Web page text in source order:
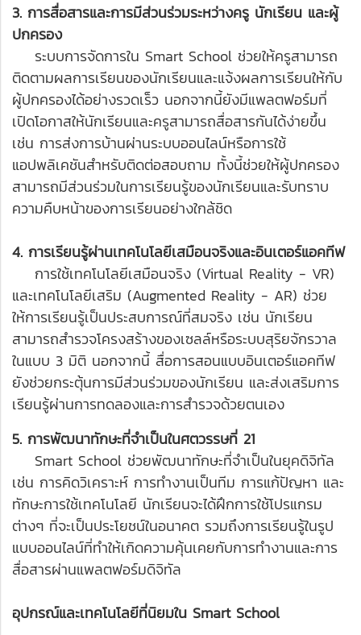
3. การสื่อสารและการมีส่วนร่วมระหว่างครู นักเรียน และผู้
ปกครอง
ระบบการจัดการใน Smart School ช่วยให้ครูสามารถ
ติดตามผลการเรียนของนักเรียนและแจ้งผลการเรียนให้กับ
ผู้ปกครองได้อย่างรวดเร็ว นอกจากนี้ยังมีแพลตฟอร์มที่
เปิดโอกาสให้นักเรียนและครูสามารถสื่อสารกันได้ง่ายขึ้น
เช่น การส่งการบ้านผ่านระบบออนไลน์หรือการใช้
แอปพลิเคชันสำหรับติดต่อสอบถาม ทั้งนี้ช่วยให้ผู้ปกครอง
สามารถมีส่วนร่วมในการเรียนรู้ของนักเรียนและรับทราบ
ความคืบหน้าของการเรียนอย่างใกล้ชิด
4. การเรียนรู้ผ่านเทคโนโลยีเสมือนจริงและอินเตอร์แอคทีฟ
การใช้เทคโนโลยีเสมือนจริง (Virtual Reality - VR)
และเทคโนโลยีเสริม (Augmented Reality - AR) ช่วย
ให้การเรียนรู้เป็นประสบการณ์ที่สมจริง เช่น นักเรียน
สามารถสำรวจโครงสร้างของเซลล์หรือระบบสุริยจักรวาล
ในแบบ 3 มิติ นอกจากนี้ สื่อการสอนแบบอินเตอร์แอคทีฟ
ยังช่วยกระตุ้นการมีส่วนร่วมของนักเรียน และส่งเสริมการ
เรียนรู้ผ่านการทดลองและการสำรวจด้วยตนเอง
5. การพัฒนาทักษะที่จำเป็นในศตวรรษที่ 21
Smart School ช่วยพัฒนาทักษะที่จำเป็นในยุคดิจิทัล
เช่น การคิดวิเคราะห์ การทำงานเป็นทีม การแก้ปัญหา และ
ทักษะการใช้เทคโนโลยี นักเรียนจะได้ฝึกการใช้โปรแกรม
ต่างๆ ที่จะเป็นประโยชน์ในอนาคต รวมถึงการเรียนรู้ในรูป
แบบออนไลน์ที่ทำให้เกิดความคุ้นเคยกับการทำงานและการ
สื่อสารผ่านแพลตฟอร์มดิจิทัล
อุปกรณ์และเทคโนโลยีที่นิยมใน Smart School